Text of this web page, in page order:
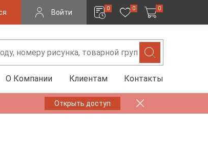
Войти 0 0 0
О Компании Клиентам Контакты
Открыть доступ